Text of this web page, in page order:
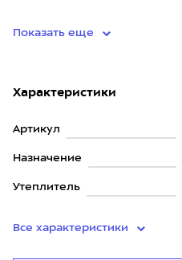
Показать еще
Характеристики
Артикул
Назначение
Утеплитель
Все характеристики